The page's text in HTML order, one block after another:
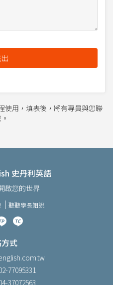
使用，填表後，將有專員與您聯
史丹利英語
啟您的世界
聽聽學長姐說
式
77095331
37072563